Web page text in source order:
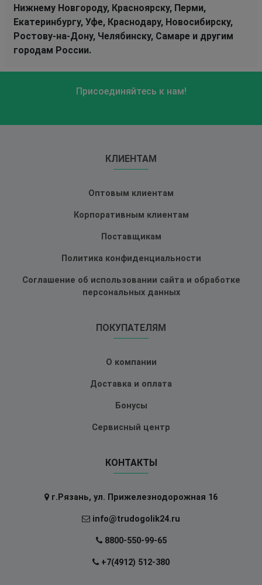
Нижнему Новгороду, Красноярску, Перми,
Екатеринбургу, Уфе, Краснодару, Новосибирску,
Ростову-на-Дону, Челябинску, Самаре и другим
городам России.
Присоединяйтесь к нам!
КЛИЕНТАМ
Оптовым клиентам
Корпоративным клиентам
Поставщикам
Политика конфиденциальности
Соглашение об использовании сайта и обработке
персональных данных
ПОКУПАТЕЛЯМ
О компании
Доставка и оплата
Бонусы
Сервисный центр
КОНТАКТЫ
г.Рязань, ул. Прижелезнодорожная 16
info@trudogolik24.ru
8800-550-99-65
+7(4912) 512-380